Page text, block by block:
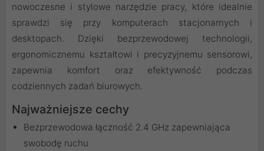
nowoczesne i stylowe narzędzie pracy, które idealnie
sprawdzi się przy komputerach stacjonarnych i
desktopach. Dzięki bezprzewodowej technologii,
ergonomicznemu kształtowi i precyzyjnemu sensorowi,
zapewnia komfort oraz efektywność podczas
codziennych zadań biurowych.
Najważniejsze cechy
Bezprzewodowa łączność 2.4 GHz zapewniająca
swobodę ruchu